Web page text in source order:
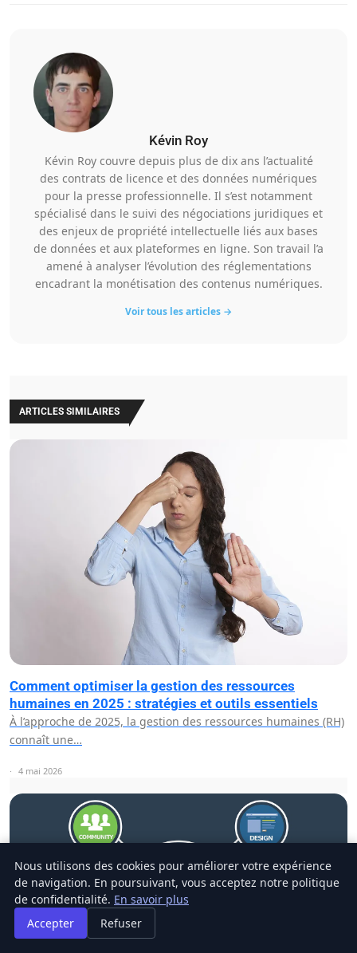
Kévin Roy
Kévin Roy couvre depuis plus de dix ans l’actualité
des contrats de licence et des données numériques
pour la presse professionnelle. Il s’est notamment
spécialisé dans le suivi des négociations juridiques et
des enjeux de propriété intellectuelle liés aux bases
de données et aux plateformes en ligne. Son travail l’a
amené à analyser l’évolution des réglementations
encadrant la monétisation des contenus numériques.
Voir tous les articles →
ARTICLES SIMILAIRES
Comment optimiser la gestion des ressources
humaines en 2025 : stratégies et outils essentiels
À l’approche de 2025, la gestion des ressources humaines (RH)
connaît une…
4 mai 2026
Nous utilisons des cookies pour améliorer votre expérience
de navigation. En poursuivant, vous acceptez notre politique
de confidentialité. En savoir plus
Accepter
Refuser